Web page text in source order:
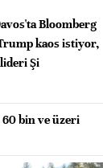
Bloomberg
kaos istiyor,
Şi
60 bin ve üzeri